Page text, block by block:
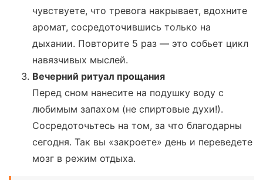
чувствуете, что тревога накрывает, вдохните
аромат, сосредоточившись только на
дыхании. Повторите 5 раз — это собьет цикл
навязчивых мыслей.
Вечерний ритуал прощания
Перед сном нанесите на подушку воду с
любимым запахом (не спиртовые духи!).
Сосредоточьтесь на том, за что благодарны
сегодня. Так вы «закроете» день и переведете
мозг в режим отдыха.